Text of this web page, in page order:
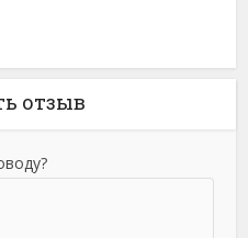
отзыв